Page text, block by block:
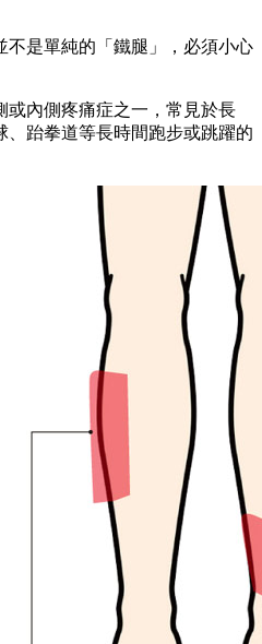
不是單純的「鐵腿」，必須小心
或內側疼痛症之一，常見於長
、跆拳道等長時間跑步或跳躍的